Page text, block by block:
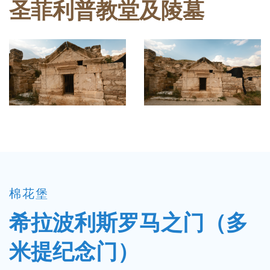
圣菲利普教堂及陵墓
棉花堡
希拉波利斯罗马之门（多
米提纪念门）